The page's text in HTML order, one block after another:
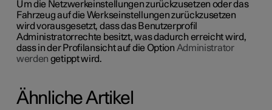
Um die Netzwerkeinstellungen zurückzusetzen oder das
Fahrzeug auf die Werkseinstellungen zurückzusetzen
wird vorausgesetzt, dass das Benutzerprofil
Administratorrechte besitzt, was dadurch erreicht wird,
dass in der Profilansicht auf die Option Administrator
werden getippt wird.
Ähnliche Artikel